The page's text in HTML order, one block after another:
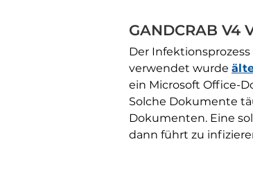
GANDCRAB
Der Infektionsprozess
verwendet wurde
ein Microsoft Office-
Solche Dokumente
Dokumenten. Eine
dann führt zu